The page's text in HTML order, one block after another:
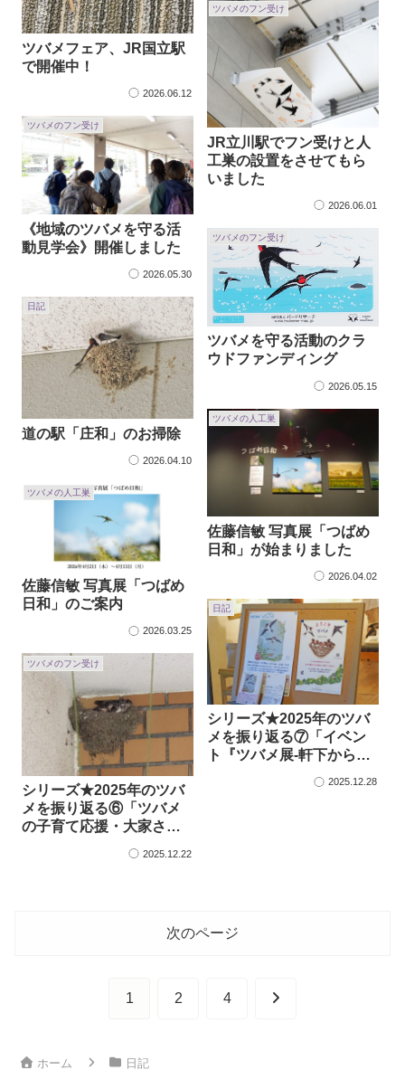
ツバメフェア、JR国立駅
で開催中！
2026.06.12
ツバメのフン受け
JR立川駅でフン受けと人
工巣の設置をさせてもら
いました
2026.06.01
ツバメのフン受け
《地域のツバメを守る活
動見学会》開催しました
2026.05.30
ツバメのフン受け
ツバメを守る活動のクラ
ウドファンディング
2026.05.15
日記
道の駅「庄和」のお掃除
2026.04.10
ツバメの人工巣
佐藤信敏 写真展「つばめ
日和」が始まりました
2026.04.02
ツバメの人工巣
佐藤信敏 写真展「つばめ
日和」のご案内
2026.03.25
日記
シリーズ★2025年のツバ
メを振り返る⑦「イベン
ト『ツバメ展-軒下から大
人、ツバメの不思議』」
2025.12.28
ツバメのフン受け
シリーズ★2025年のツバ
メを振り返る⑥「ツバメ
の子育て応援・大家さん
2025.12.22
次のページ
1 2 4 次
ホーム 日記